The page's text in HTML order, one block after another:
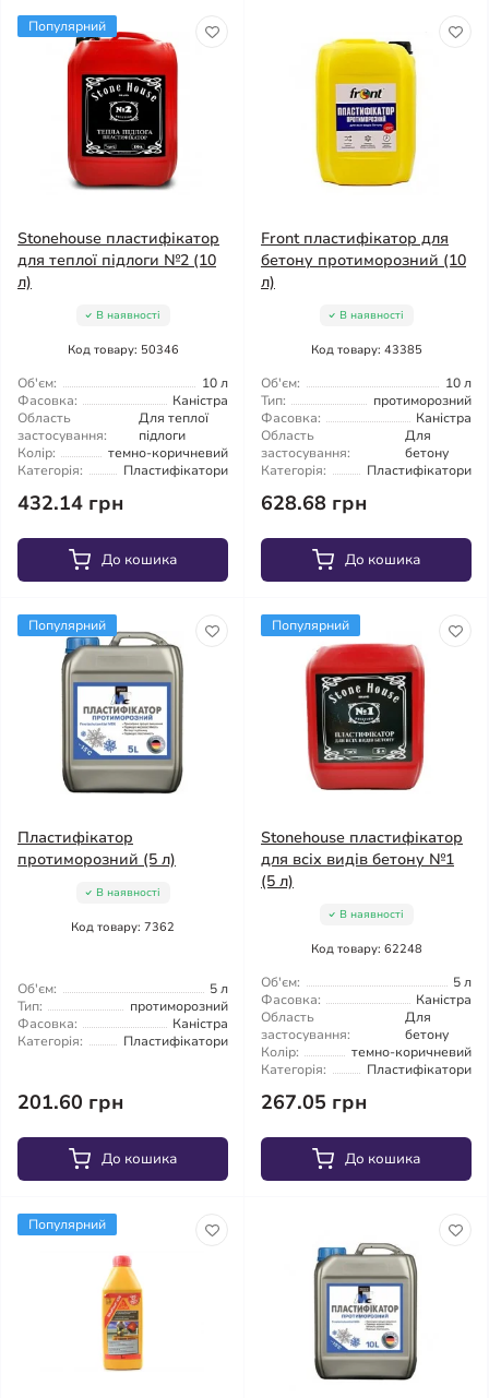
Популярний
Stonehouse пластифікатор
для теплої підлоги №2 (10
л)
В наявності
Код товару: 50346
Об'єм:
10 л
Фасовка:
Каністра
Область
застосування:
Для теплої
підлоги
Колір:
темно-коричневий
Категорія:
Пластифікатори
432.14 грн
До кошика
Front пластифікатор для
бетону протиморозний (10
л)
В наявності
Код товару: 43385
Об'єм:
10 л
Тип:
протиморозний
Фасовка:
Каністра
Область
застосування:
Для
бетону
Категорія:
Пластифікатори
628.68 грн
До кошика
Популярний
Пластифікатор
протиморозний (5 л)
В наявності
Код товару: 7362
Об'єм:
5 л
Тип:
протиморозний
Фасовка:
Каністра
Категорія:
Пластифікатори
201.60 грн
До кошика
Популярний
Stonehouse пластифікатор
для всіх видів бетону №1
(5 л)
В наявності
Код товару: 62248
Об'єм:
5 л
Фасовка:
Каністра
Область
застосування:
Для
бетону
Колір:
темно-коричневий
Категорія:
Пластифікатори
267.05 грн
До кошика
Популярний